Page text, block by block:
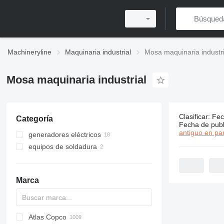
Machineryline Maquinaria industrial Mosa maquinaria
Mosa maquinaria industrial
Categoría
generadores eléctricos
generadores de diésel
equipos de soldadura
Marca
PDS
APD
AB
Ensis
VZ
AG3
Atlas Copco
20
Clasificar:
Fecha de
antiguo en